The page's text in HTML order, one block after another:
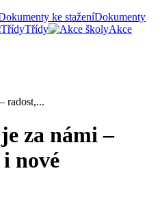
Dokumenty
Třídy
Akce
radost,...
za námi –
nové